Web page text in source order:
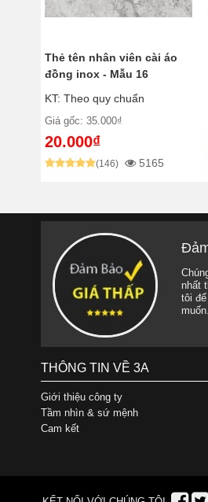
Thẻ tên nhân viên cài áo
đồng inox - Mẫu 16
KT: Theo quy chuẩn
Giá gốc: 35.000₫
20.000₫
(146) 5165
nhất
tôi
muốn.
THÔNG TIN VỀ 3A
Giới thiệu công ty
Tầm nhìn & sứ mệnh
Cam kết